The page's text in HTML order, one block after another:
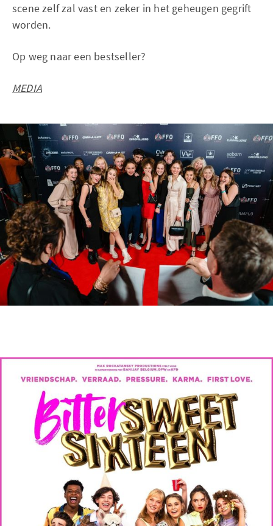
scene zelf zal vast en zeker in het geheugen gegrift
worden.
Op weg naar een bestseller?
MEDIA